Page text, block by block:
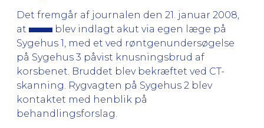
Det fremgår af journalen den 21. januar 2008,
at
blev indlagt akut via egen læge på
Sygehus 1, med et ved røntgenundersøgelse
på Sygehus 3 påvist knusningsbrud af
korsbenet. Bruddet blev bekræftet ved CT-
skanning. Rygvagten på Sygehus 2 blev
kontaktet med henblik på
behandlingsforslag.